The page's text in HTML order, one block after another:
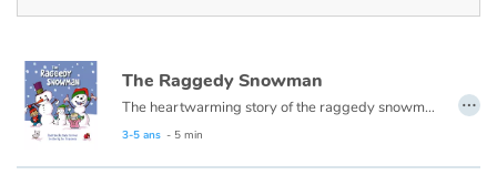
Contes d'ici et d'ailleurs
Fable, mythe, littérature et poésie
The Raggedy Snowman
The heartwarming story of the raggedy snowman is sure to be a family favorite. This holiday season introduce your family to the raggedy snowman. He has an important message to share : "Make the most of each moment, make the most of each day. Love the people around you, and take time to play."
3-5 ans - 5 min
…